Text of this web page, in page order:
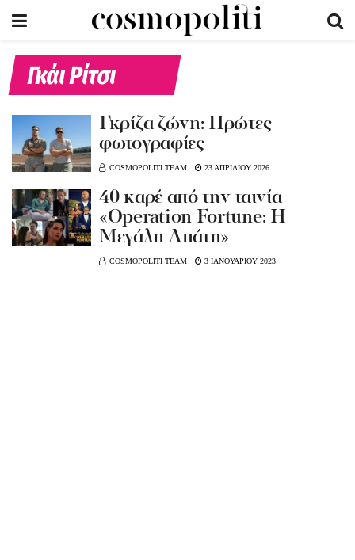
Γκάι Ρίτσι
Γκρίζα ζώνη: Πρώτες
φωτογραφίες
COSMOPOLITI TEAM 23 ΑΠΡΙΛΙΟΥ 2026
40 καρέ από την ταινία
«Operation Fortune: Η
Μεγάλη Απάτη»
COSMOPOLITI TEAM 3 ΙΑΝΟΥΑΡΙΟΥ 2023